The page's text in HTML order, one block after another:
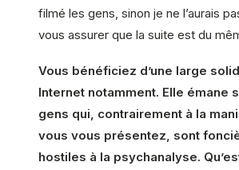
filmé les gens, sinon je ne l’aurais
vous assurer que la suite est du
Vous bénéficiez d’une large
Internet notamment. Elle émane
gens qui, contrairement à la
vous vous présentez, sont
hostiles à la psychanalyse.